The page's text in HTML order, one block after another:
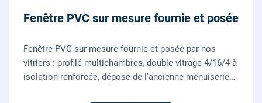
Fenêtre PVC sur mesure fournie et posée
Fenêtre PVC sur mesure fournie et posée par nos
vitriers : profilé multichambres, double vitrage 4/16/4 à
isolation renforcée, dépose de l'ancienne menuiserie